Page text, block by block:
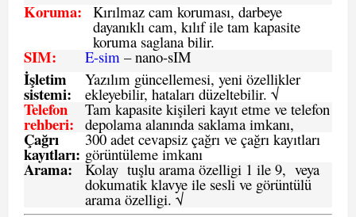
Koruma: Kırılmaz cam koruması, darbeye
dayanıklı cam, kılıf ile tam kapasite
koruma saglana bilir.
SIM: E-sim – nano-sIM
İşletim
sistemi:
Yazılım güncellemesi, yeni özellikler
ekleyebilir, hataları düzeltebilir. √
Telefon
rehberi:
Tam kapasite kişileri kayıt etme ve telefon
depolama alanında saklama imkanı,
Çağrı
kayıtları:
300 adet cevapsiz çağrı ve çağrı kayıtları
görüntüleme imkanı
Arama: Kolay tuşlu arama özelligi 1 ile 9, veya
dokumatik klavye ile sesli ve görüntülü
arama özelligi. √